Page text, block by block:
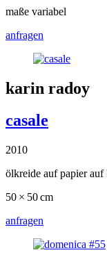
maße variabel
anfragen
karin radoy
casale
2010
ölkreide auf papier auf
50 × 50 cm
anfragen